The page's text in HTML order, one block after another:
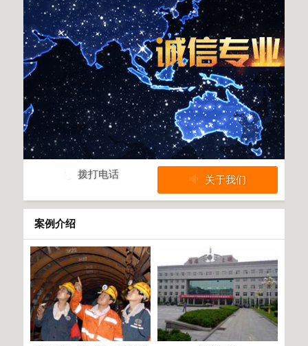
拨打电话 关于我们
案例介绍